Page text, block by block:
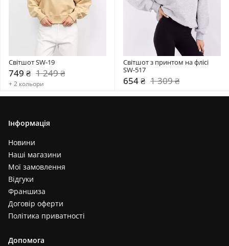
Світшот SW-19
749 ₴ 1 249 ₴
+ 2 кольори
Світшот з принтом на флісі
SW-517
654 ₴ 1 309 ₴
Інформація
Новини
Наші магазини
Мої замовлення
Відгуки
Франшиза
Договір оферти
Політика приватності
Допомога